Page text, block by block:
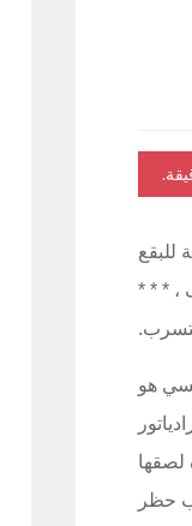
للبقع
، * * *
هو
لصقها
حظر